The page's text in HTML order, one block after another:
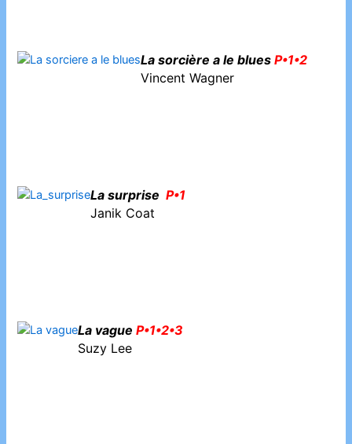
La sorcière a le bluesP•1•2
Vincent Wagner
La surpriseP•1
Janik Coat
La vagueP•1•2•3
Suzy Lee